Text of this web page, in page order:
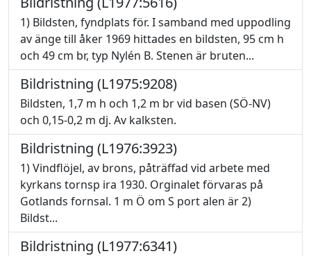
1) Bildsten, fyndplats för. I samband med uppodling
av änge till åker 1969 hittades en bildsten, 95 cm h
och 49 cm br, typ Nylén B. Stenen är bruten...
Bildristning (L1975:9208)
Bildsten, 1,7 m h och 1,2 m br vid basen (SÖ-NV)
och 0,15-0,2 m dj. Av kalksten.
Bildristning (L1976:3923)
1) Vindflöjel, av brons, påträffad vid arbete med
kyrkans tornsp ira 1930. Orginalet förvaras på
Gotlands fornsal. 1 m Ö om S port alen är 2)
Bildst...
Bildristning (L1977:6341)